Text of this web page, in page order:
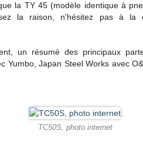
la TY 45 (modèle identique à
la raison, n'hésitez pas à la
un résumé des principaux
Yumbo, Japan Steel Works avec
TC50S, photo internet